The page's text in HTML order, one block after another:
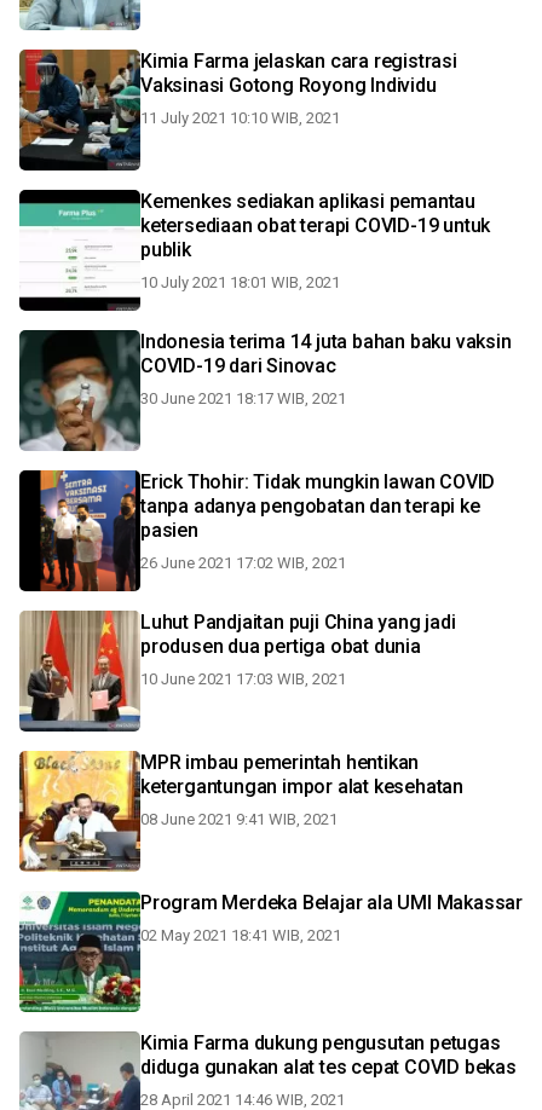
Kimia Farma jelaskan cara registrasi
Vaksinasi Gotong Royong Individu
11 July 2021 10:10 WIB, 2021
Kemenkes sediakan aplikasi pemantau
ketersediaan obat terapi COVID-19 untuk
publik
10 July 2021 18:01 WIB, 2021
Indonesia terima 14 juta bahan baku vaksin
COVID-19 dari Sinovac
30 June 2021 18:17 WIB, 2021
Erick Thohir: Tidak mungkin lawan COVID
tanpa adanya pengobatan dan terapi ke
pasien
26 June 2021 17:02 WIB, 2021
Luhut Pandjaitan puji China yang jadi
produsen dua pertiga obat dunia
10 June 2021 17:03 WIB, 2021
MPR imbau pemerintah hentikan
ketergantungan impor alat kesehatan
08 June 2021 9:41 WIB, 2021
Program Merdeka Belajar ala UMI Makassar
02 May 2021 18:41 WIB, 2021
Kimia Farma dukung pengusutan petugas
diduga gunakan alat tes cepat COVID bekas
28 April 2021 14:46 WIB, 2021